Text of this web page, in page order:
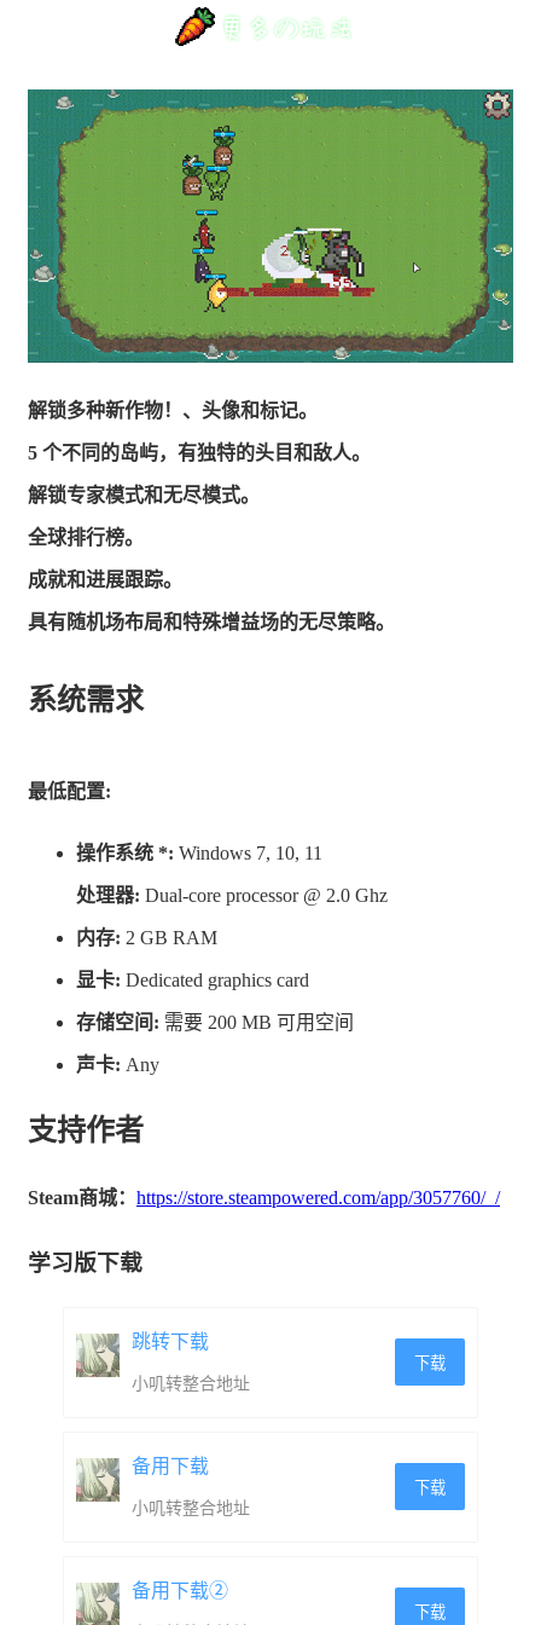
解锁多种新作物！、头像和标记。
5 个不同的岛屿，有独特的头目和敌人。
解锁专家模式和无尽模式。
全球排行榜。
成就和进展跟踪。
具有随机场布局和特殊增益场的无尽策略。
系统需求
最低配置:
操作系统 *: Windows 7, 10, 11
处理器: Dual-core processor @ 2.0 Ghz
内存: 2 GB RAM
显卡: Dedicated graphics card
存储空间: 需要 200 MB 可用空间
声卡: Any
支持作者
Steam商城： https://store.steampowered.com/app/3057760/_/
学习版下载
跳转下载
小叽转整合地址
下载
备用下载
小叽转整合地址
下载
备用下载②
下载